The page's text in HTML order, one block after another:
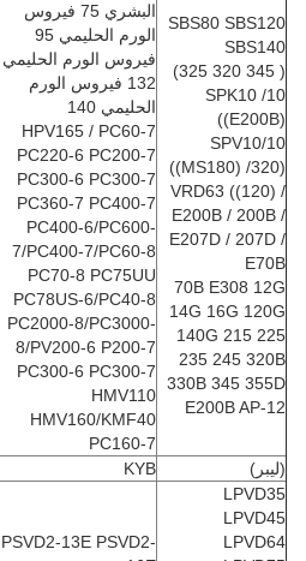
SBS80 SBS120
SBS140
( 345 320 325)
SPK10 /10
((E200B)
SPV10/10
((MS180) /320)
VRD63 ((120) /
E200B / 200B /
E207D / 207D /
E70B
70B E308 12G
14G 16G 120G
140G 215 225
235 245 320B
330B 345 355D
E200B AP-12
البشري 75 فيروس
الورم الحليمي 95
فيروس الورم الحليمي
132 فيروس الورم
الحليمي 140
HPV165 / PC60-7
PC220-6 PC200-7
PC300-6 PC300-7
PC360-7 PC400-7
PC400-6/PC600-
7/PC400-7/PC60-8
PC70-8 PC75UU
PC78US-6/PC40-8
PC2000-8/PC3000-
8/PV200-6 P200-7
PC300-6 PC300-7
HMV110
HMV160/KMF40
PC160-7
(ليبر) KYB
LPVD35
LPVD45
LPVD64
PSVD2-13E PSVD2-